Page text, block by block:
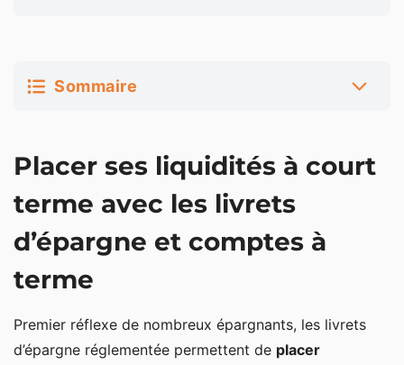
Sommaire
d’épargne et comptes à terme
Pour la flexibilité, placer ses liquidités sur une
Placer ses liquidités pour investir dans l’immobilier
Mettre ses économies au service de sa retraite
Placer ses liquidités à court
terme avec les livrets
d’épargne et comptes à
terme
Premier réflexe de nombreux épargnants, les livrets
d’épargne réglementée permettent de placer